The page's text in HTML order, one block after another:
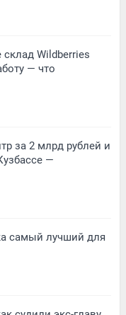
Wildberries
— что
за 2 млрд рублей и
—
самый лучший для